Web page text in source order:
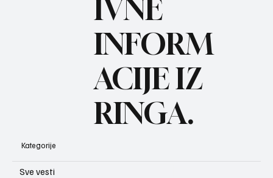
IVNE
INFORM
ACIJE IZ
RINGA.
Kategorije
Sve vesti